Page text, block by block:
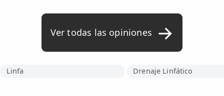
Ver todas las opiniones
Linfa Drenaje Linfático